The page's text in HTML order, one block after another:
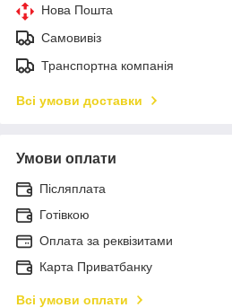
Нова Пошта
Самовивіз
Транспортна компанія
Всі умови доставки
Умови оплати
Післяплата
Готівкою
Оплата за реквізитами
Карта Приватбанку
Всі умови оплати